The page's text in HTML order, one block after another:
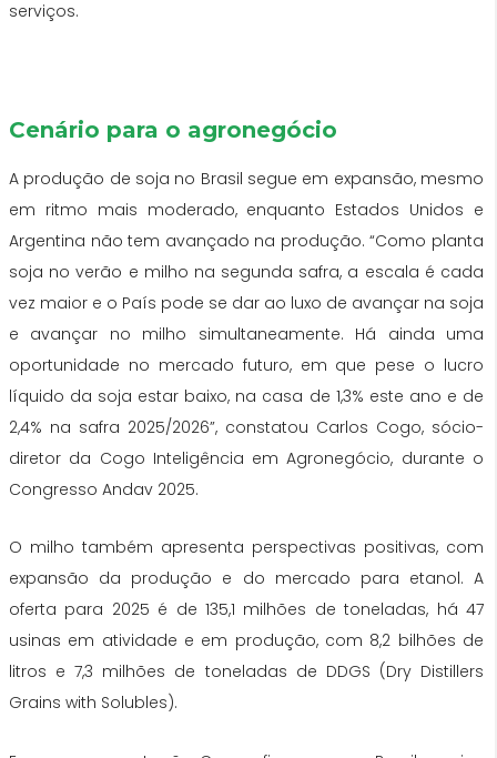
serviços.
Cenário para o agronegócio
A produção de soja no Brasil segue em expansão, mesmo
em ritmo mais moderado, enquanto Estados Unidos e
Argentina não tem avançado na produção. “Como planta
soja no verão e milho na segunda safra, a escala é cada
vez maior e o País pode se dar ao luxo de avançar na soja
e avançar no milho simultaneamente. Há ainda uma
oportunidade no mercado futuro, em que pese o lucro
líquido da soja estar baixo, na casa de 1,3% este ano e de
2,4% na safra 2025/2026”, constatou Carlos Cogo, sócio-
diretor da Cogo Inteligência em Agronegócio, durante o
Congresso Andav 2025.
O milho também apresenta perspectivas positivas, com
expansão da produção e do mercado para etanol. A
oferta para 2025 é de 135,1 milhões de toneladas, há 47
usinas em atividade e em produção, com 8,2 bilhões de
litros e 7,3 milhões de toneladas de DDGS (Dry Distillers
Grains with Solubles).